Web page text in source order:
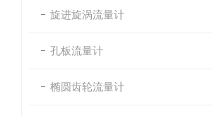
旋进旋涡流量计
孔板流量计
椭圆齿轮流量计